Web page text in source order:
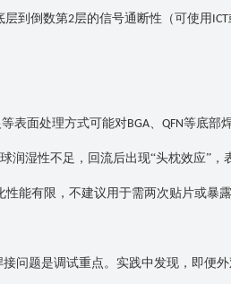
层到倒数第2层的信号通断性（可使用 ICT
表面处理方式可能对BGA、 QFN等底部
润湿性不足，回流后出现“头枕效应”，
能有限，不建议用于需两次贴片或暴露
问题是调试重点。实践中发现，即便